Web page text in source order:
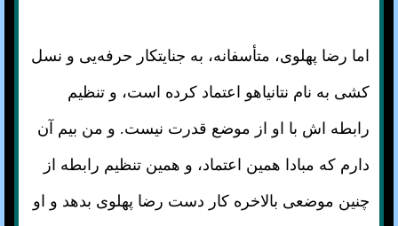
اما رضا پهلوی، متأسفانه، به جنایتکار حرفه‌یی و نسل
کشی به نام نتانیاهو اعتماد کرده است، و تنظیم
رابطه اش با او از موضع قدرت نیست. و من بیم آن
دارم که مبادا همین اعتماد، و همین تنظیم رابطه از
چنین موضعی بالاخره کار دست رضا پهلوی بدهد و او